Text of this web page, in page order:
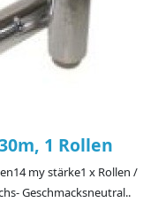
1 Rollen
my stärke1 x Rollen /
Geschmacksneutral..